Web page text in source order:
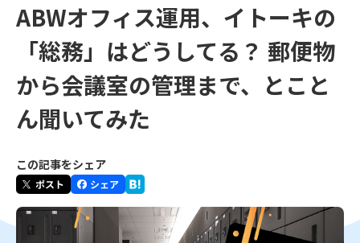
ABWオフィス運用、イトーキの
「総務」はどうしてる？ 郵便物
から会議室の管理まで、とこと
ん聞いてみた
この記事をシェア